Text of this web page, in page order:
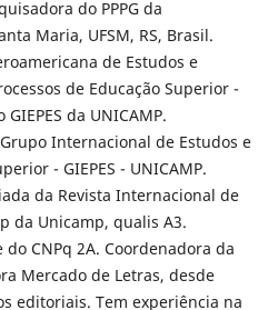
do PPPG da
Maria, UFSM, RS, Brasil.
de Estudos e
de Educação Superior -
da UNICAMP.
Internacional de Estudos e
- GIEPES - UNICAMP.
da Revista Internacional de
da Unicamp, qualis A3.
CNPq 2A. Coordenadora da
Mercado de Letras, desde
editoriais. Tem experiência na